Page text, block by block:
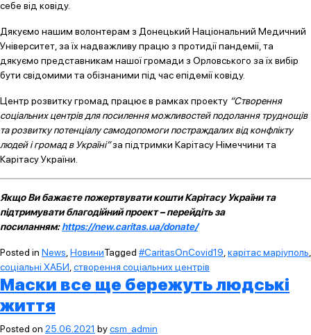
себе від ковіду.
Дякуємо нашим волонтерам з Донецький Національний Медичний
Університет, за їх надважливу працю з протидії пандемії, та
дякуємо представникам нашої громади з Орловського за їх вибір
бути свідомими та обізнаними під час епідемії ковіду.
Центр розвитку громад працює в рамках проекту “Створення
соціальних центрів для посилення можливостей подолання труднощів
та розвитку потенціалу самодопомоги постраждалих від конфлікту
людей і громад в Україні”за підтримки Карітасу Німеччини та
Карітасу України.
Якщо Ви бажаєте пожертвувати кошти Карітасу України та
підтримувати благодійний проект – перейдіть за
посиланням:https://new.caritas.ua/donate/
Posted in News НовиниTagged #CaritasOnCovid19 карітас маріуполь
соціальні ХАБИ створення соціальних центрів
Маски все ще бережуть людські
життя
Posted on 25.06.2021 bycsm_admin